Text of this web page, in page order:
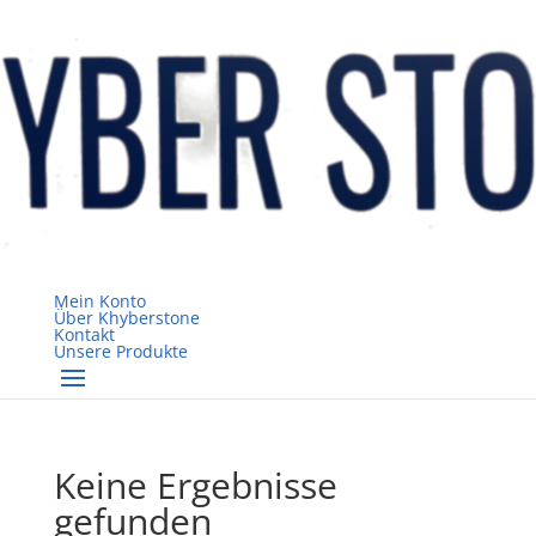
Mein Konto
Über Khyberstone
Kontakt
Unsere Produkte
Keine Ergebnisse
gefunden